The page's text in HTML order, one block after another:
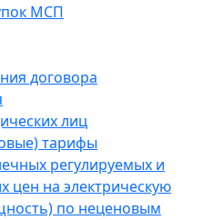
МСП
договора
лиц
тарифы
регулируемых и
цен на электрическую
по неценовым